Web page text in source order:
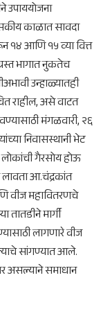
उपाययोजना
काळात सावदा
१४ आणि १५ व्या वित्त
भागात नुकतेच
उन्हाळ्यातही
राहील, असे वाटत
मंगळवारी, २६
निवासस्थानी भेट
लोकांची गैरसोय होऊ
लावता आ.चंद्रकांत
वीज महावितरणचे
तातडीने मार्गी
लागणारे वीज
सांगण्यात आले.
असल्याने समाधान